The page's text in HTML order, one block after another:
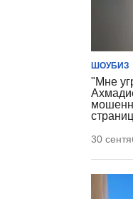
ШОУБИЗ
"Мне
30